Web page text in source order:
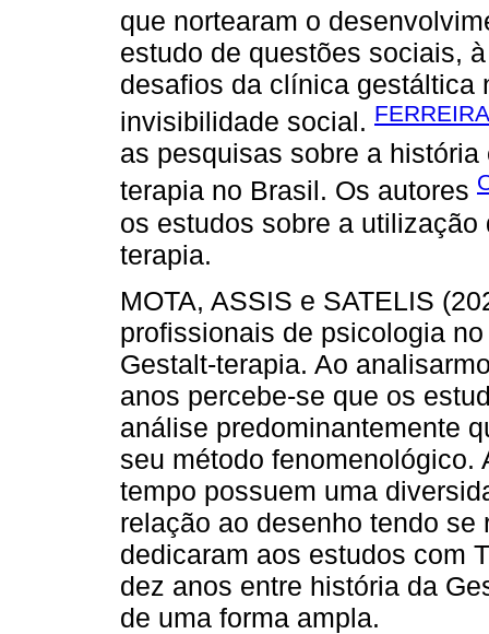
que nortearam o
estudo de questões sociais,
desafios da clínica gestáltica
invisibilidade social.
as pesquisas sobre a
terapia no Brasil. Os autores
os estudos sobre a
terapia.
MOTA, ASSIS e SATELIS
profissionais de psicologia
Gestalt-terapia. Ao
anos percebe-se que os
análise predominantemente
seu método fenomenológico.
tempo possuem uma
relação ao desenho tendo
dedicaram aos estudos com
dez anos entre história da
de uma forma ampla.